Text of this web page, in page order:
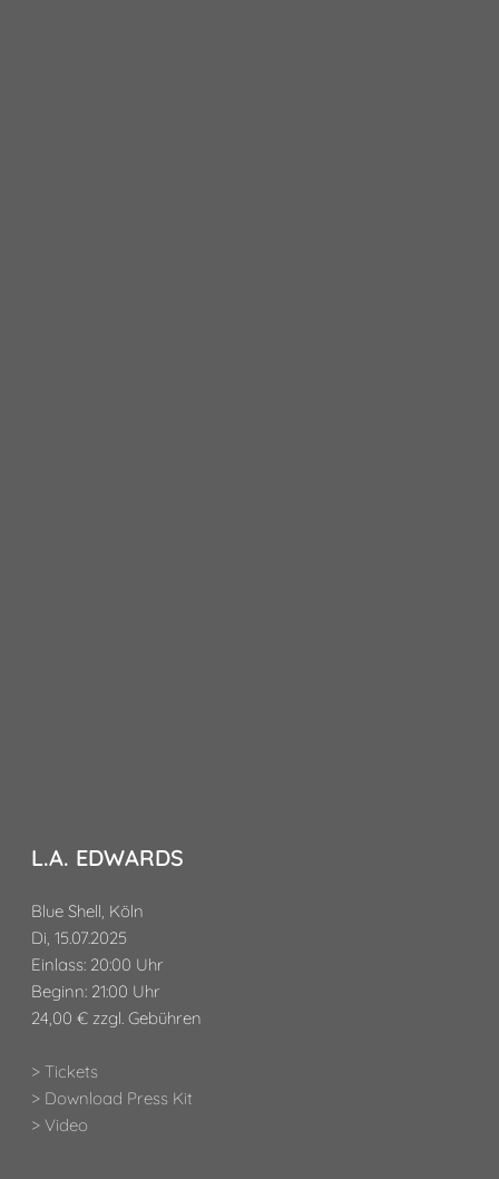
L.A. EDWARDS
Blue Shell, Köln
Di, 15.07.2025
Einlass: 20:00 Uhr
Beginn: 21:00 Uhr
24,00 € zzgl. Gebühren
> Tickets
> Download Press Kit
> Video